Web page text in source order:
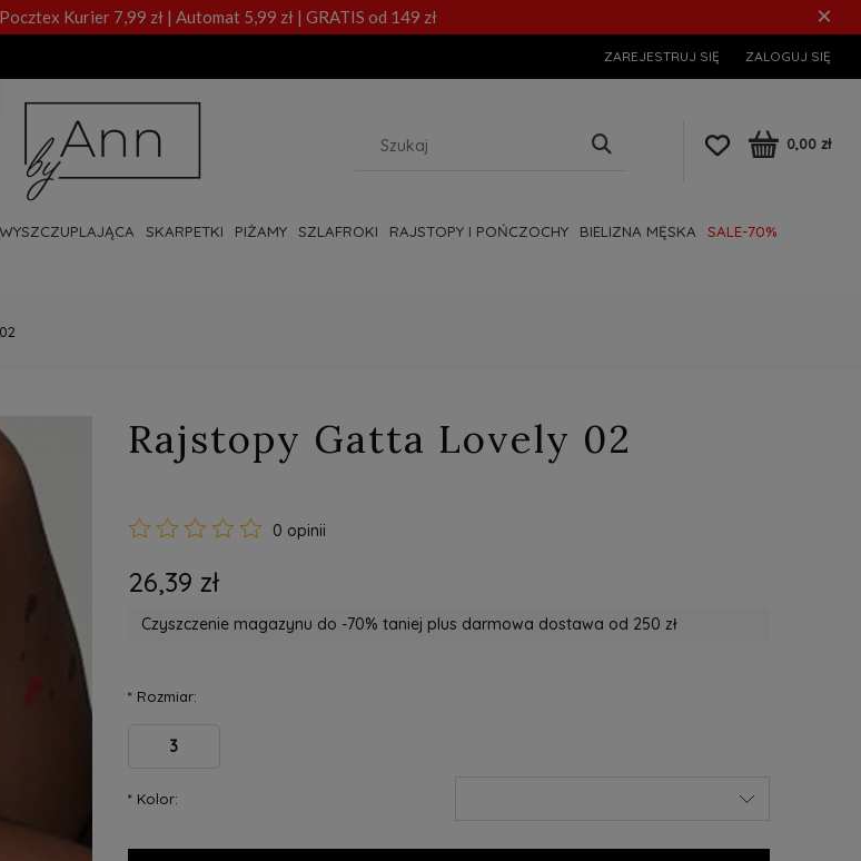
Kurier 7,99 zł | Automat 5,99 zł | GRATIS od 149 zł ×
ZAREJESTRUJ SIĘ ZALOGUJ SIĘ
0,00 zł
SKARPETKI PIŻAMY SZLAFROKI RAJSTOPY I POŃCZOCHY BIELIZNA MĘSKA SALE-70%
Rajstopy Gatta Lovely 02
0 opinii
26,39 zł
Czyszczenie magazynu do -70% taniej plus darmowa dostawa od 250 zł
*Rozmiar:
3
*Kolor: